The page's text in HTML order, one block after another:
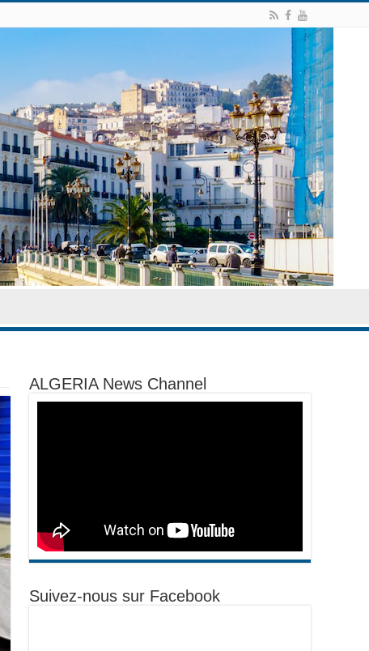
ALGERIA News Channel
Suivez-nous sur Facebook